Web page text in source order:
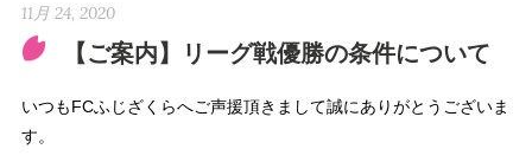
11月 24, 2020
【ご案内】リーグ戦優勝の条件について
いつもFCふじざくらへご声援頂きまして誠にありがとうございま
す。